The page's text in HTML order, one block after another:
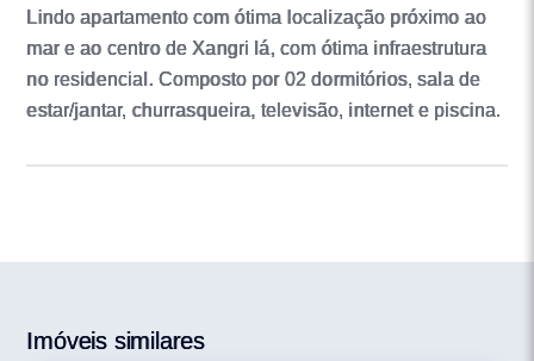
Lindo apartamento com ótima localização próximo ao
mar e ao centro de Xangri lá, com ótima infraestrutura
no residencial. Composto por 02 dormitórios, sala de
estar/jantar, churrasqueira, televisão, internet e piscina.
Imóveis similares